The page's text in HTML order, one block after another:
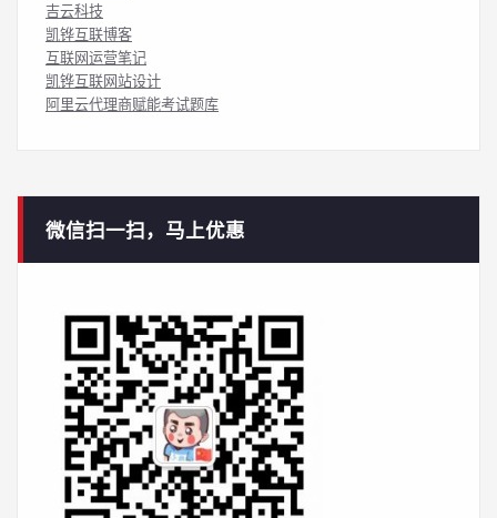
吉云科技
凯铧互联博客
互联网运营笔记
凯铧互联网站设计
阿里云代理商赋能考试题库
微信扫一扫，马上优惠